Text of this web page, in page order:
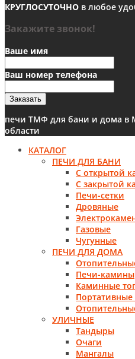
КРУГЛОСУТОЧНО в любое
Закажите звонок!
Ваше имя
Ваш номер телефона
Заказать
печи ТМФ для бани и дома в
области
КАТАЛОГ
ПЕЧИ ДЛЯ БАНИ
С открытой
С закрытой
Печи-сетки
Дровяные
Газовые
Чугунные
ПЕЧИ ДЛЯ ДОМА
Печи-камины
Каминные
УЛИЧНЫЕ
Тандыры
Очаги
Мангалы